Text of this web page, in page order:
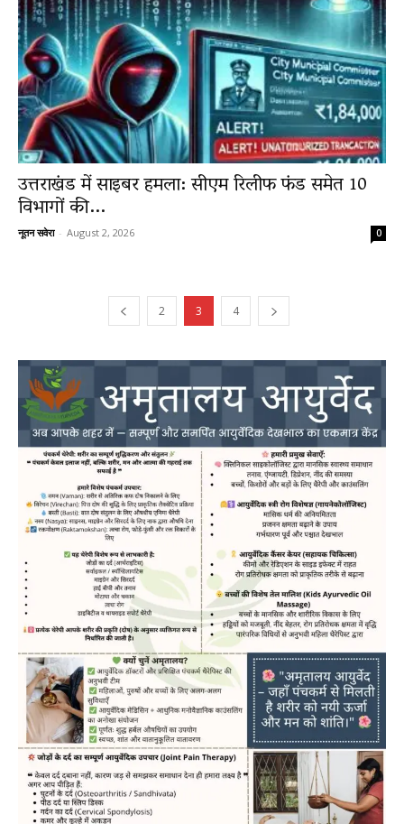
उत्तराखंड में साइबर हमला: सीएम रिलीफ फंड समेत 10
विभागों की...
नूतन सवेरा - August 2, 2026 0
2 3 4